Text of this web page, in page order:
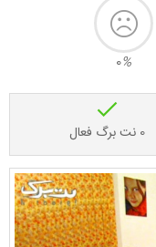
0%
0 نت برگ فعال